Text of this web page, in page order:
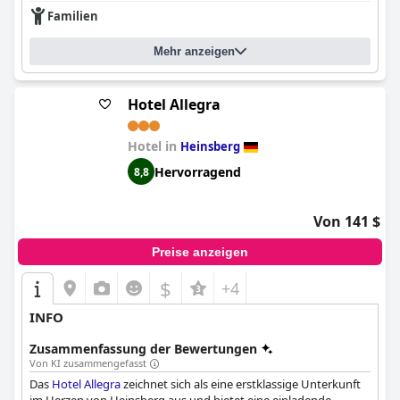
Familien
Mehr anzeigen
Hotel Allegra
Hotel in Heinsberg
8,8 Hervorragend
Von 141 $
Preise anzeigen
$ +4
INFO
Zusammenfassung der Bewertungen
Von KI zusammengefasst
Das Hotel Allegrazeichnet sich als eine erstklassige Unterkunft